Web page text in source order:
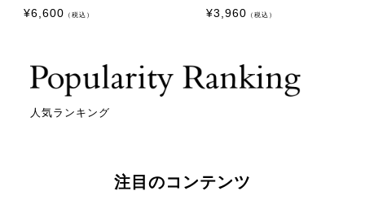
¥6,600 （税込）
¥3,960 （税込）
人気ランキング
注目のコンテンツ